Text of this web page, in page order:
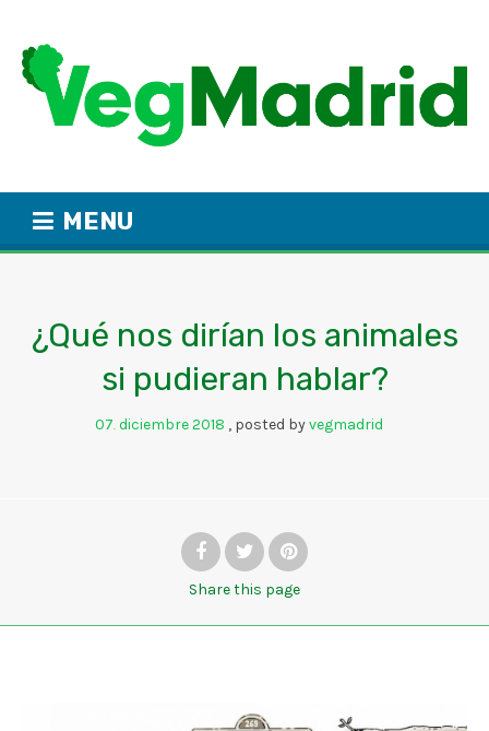
MENU
¿Qué nos dirían los animales
si pudieran hablar?
07. diciembre2018 posted byvegmadrid
Sharethis page